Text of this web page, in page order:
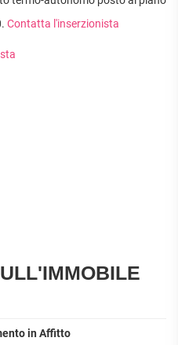
PIANO
SCHIERA
Contatta l'inserzionista
in Affitto